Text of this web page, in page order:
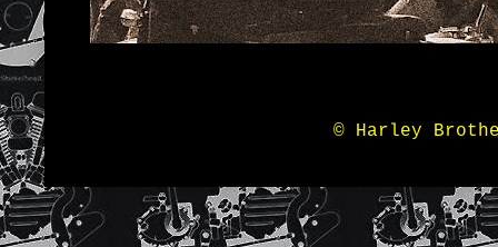
© Harley